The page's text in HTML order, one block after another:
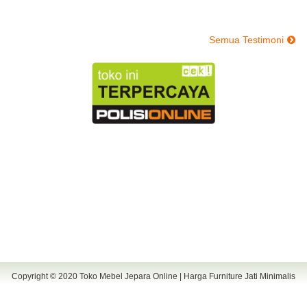
Semua Testimoni
Copyright © 2020 Toko Mebel Jepara Online | Harga Furniture Jati Minimalis